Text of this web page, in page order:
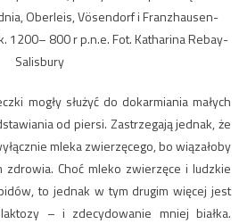
Oberleis, Vösendorf i Franzhausen-
1200– 800 r p.n.e. Fot. Katharina Rebay-
Salisbury
mogły służyć do dokarmiania małych
od piersi. Zastrzegają jednak, że
mleka zwierzęcego, bo wiązałoby
Choć mleko zwierzęce i ludzkie
to jednak w tym drugim więcej jest
– i zdecydowanie mniej białka.